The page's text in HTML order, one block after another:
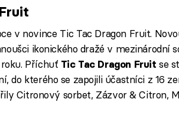
v novince Tic Tac Dragon Fruit.
ikonického dražé v mezinárodní
Příchuť Tic Tac Dragon Fruit se
do kterého se zapojili účastníci z 16
Citronový sorbet, Zázvor & Citron,